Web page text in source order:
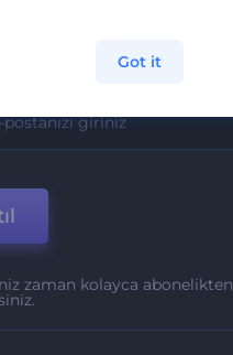
zaman kolayca abonelikten
Got it